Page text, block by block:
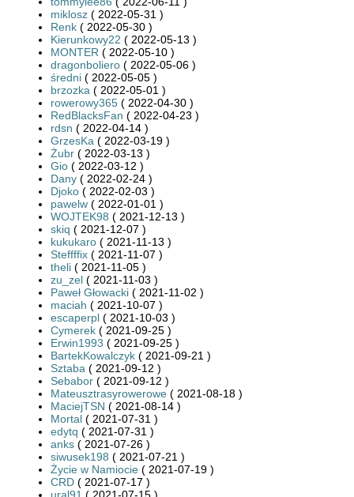
miklosz ( 2022-05-31 )
Renk ( 2022-05-30 )
Kierunkowy22 ( 2022-05-13 )
MONTER ( 2022-05-10 )
dragonboliero ( 2022-05-06 )
średni ( 2022-05-05 )
brzozka ( 2022-05-01 )
rowerowy365 ( 2022-04-30 )
RedBlacksFan ( 2022-04-23 )
rdsn ( 2022-04-14 )
GrzesKa ( 2022-03-19 )
Żubr ( 2022-03-13 )
Gio ( 2022-03-12 )
Dany ( 2022-02-24 )
Djoko ( 2022-02-03 )
pawelw ( 2022-01-01 )
WOJTEK98 ( 2021-12-13 )
skiq ( 2021-12-07 )
kukukaro ( 2021-11-13 )
Steffffix ( 2021-11-07 )
theli ( 2021-11-05 )
zu_zel ( 2021-11-03 )
Paweł Głowacki ( 2021-11-02 )
maciah ( 2021-10-07 )
escaperpl ( 2021-10-03 )
Cymerek ( 2021-09-25 )
Erwin1993 ( 2021-09-25 )
BartekKowalczyk ( 2021-09-21 )
Sztaba ( 2021-09-12 )
Sebabor ( 2021-09-12 )
Mateusztrasyrowerowe ( 2021-08-18 )
MaciejTSN ( 2021-08-14 )
Mortal ( 2021-07-31 )
edytq ( 2021-07-31 )
anks ( 2021-07-26 )
siwusek198 ( 2021-07-21 )
Życie w Namiocie ( 2021-07-19 )
CRD ( 2021-07-17 )
ural91 ( 2021-07-15 )